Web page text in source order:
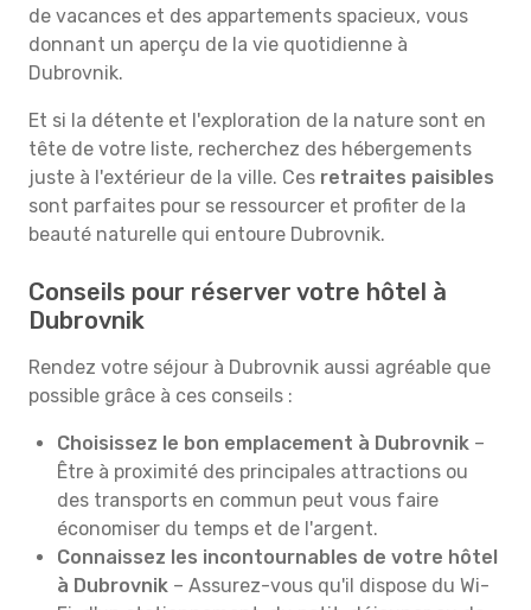
de vacances et des appartements spacieux, vous
donnant un aperçu de la vie quotidienne à
Dubrovnik.
Et si la détente et l'exploration de la nature sont en
tête de votre liste, recherchez des hébergements
juste à l'extérieur de la ville. Ces retraites paisibles
sont parfaites pour se ressourcer et profiter de la
beauté naturelle qui entoure Dubrovnik.
Conseils pour réserver votre hôtel à
Dubrovnik
Rendez votre séjour à Dubrovnik aussi agréable que
possible grâce à ces conseils :
Choisissez le bon emplacement à Dubrovnik –
Être à proximité des principales attractions ou
des transports en commun peut vous faire
économiser du temps et de l'argent.
Connaissez les incontournables de votre hôtel
à Dubrovnik – Assurez-vous qu'il dispose du Wi-